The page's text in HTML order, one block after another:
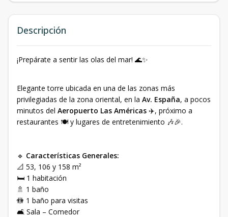
Descripción
¡Prepárate a sentir las olas del mar! 🌊✨
Elegante torre ubicada en una de las zonas más
privilegiadas de la zona oriental, en la Av. España, a pocos
minutos del Aeropuerto Las Américas ✈️, próximo a
restaurantes 🍽️ y lugares de entretenimiento 🎶🎉.
🔹 Características Generales:
📐 53, 106 y 158 m²
🛏️ 1 habitación
🚿 1 baño
🚻 1 baño para visitas
🛋️ Sala – Comedor